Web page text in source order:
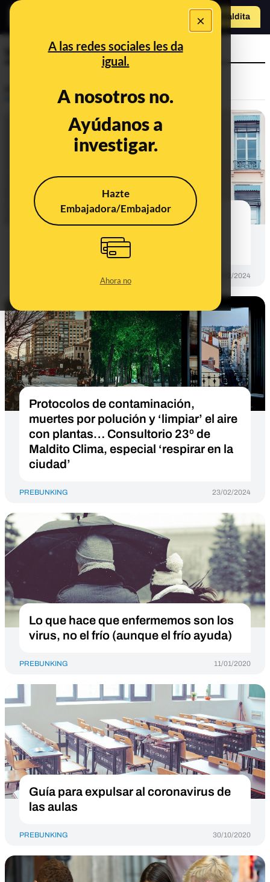
×
A las redes sociales les da
igual.
A nosotros no.
Ayúdanos a
investigar.
Hazte
Embajadora/Embajador
Ahora no
Hazte Maldito
a
ventilación
¿Cuándo es mejor ventilar la casa
contaminado?
29/02/2024
Protocolos de contaminación,
muertes por polución y ‘limpiar’ el aire
con plantas… Consultorio 23º de
Maldito Clima, especial ‘respirar en la
ciudad’
PREBUNKING 23/02/2024
Lo que hace que enfermemos son los
virus, no el frío (aunque el frío ayuda)
PREBUNKING 11/01/2020
Guía para expulsar al coronavirus de
las aulas
PREBUNKING 30/10/2020